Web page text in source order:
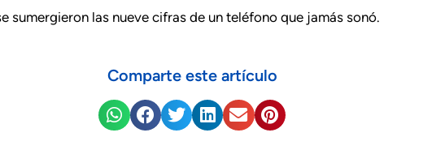
sumergieron las nueve cifras de un teléfono que jamás sonó.
Comparte este artículo